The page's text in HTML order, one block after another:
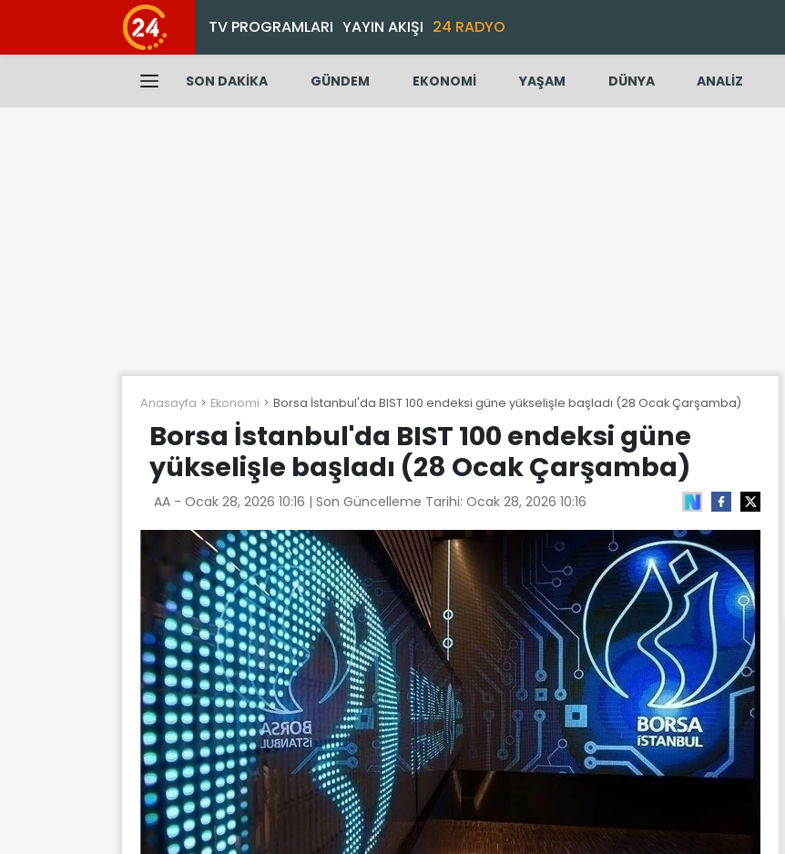
TV PROGRAMLARI YAYIN AKIŞI 24 RADYO
SON DAKİKA GÜNDEM EKONOMİ YAŞAM DÜNYA ANALİZ
Anasayfa Ekonomi Borsa İstanbul'da BIST 100 endeksi güne yükselişle başladı (28 Ocak Çarşamba)
Borsa İstanbul'da BIST 100 endeksi güne
yükselişle başladı (28 Ocak Çarşamba)
AA - Ocak 28, 2026 10:16 | Son Güncelleme Tarihi: Ocak 28, 2026 10:16